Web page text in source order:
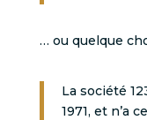
… ou quelque
La société
1971, et n’a